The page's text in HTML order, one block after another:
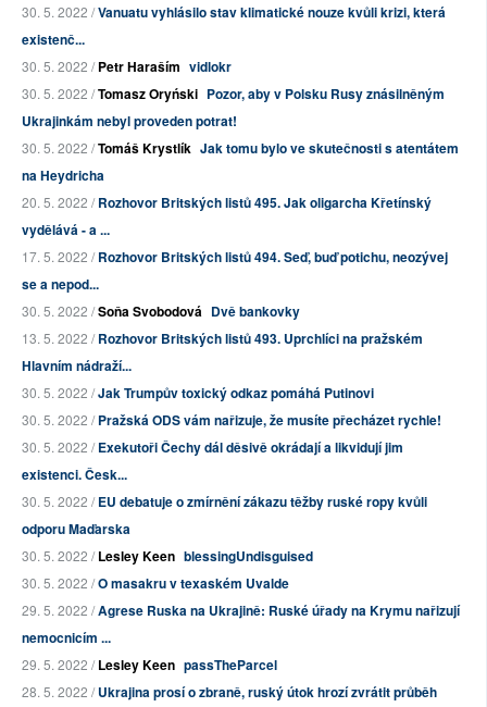
30. 5. 2022 /Vanuatu vyhlásilo stav klimatické nouze kvůli krizi, která
existenč...
30. 5. 2022 /Petr Haraším vidlokr
30. 5. 2022 /Tomasz Oryński Pozor, aby v Polsku Rusy znásilněným
Ukrajinkám nebyl proveden potrat!
30. 5. 2022 /Tomáš Krystlík Jak tomu bylo ve skutečnosti s atentátem
na Heydricha
20. 5. 2022 /Rozhovor Britských listů 495. Jak oligarcha Křetínský
vydělává - a ...
17. 5. 2022 /Rozhovor Britských listů 494. Seď, buď potichu, neozývej
se a nepod...
30. 5. 2022 /Soňa Svobodová Dvě bankovky
13. 5. 2022 /Rozhovor Britských listů 493. Uprchlíci na pražském
Hlavním nádraží...
30. 5. 2022 /Jak Trumpův toxický odkaz pomáhá Putinovi
30. 5. 2022 /Pražská ODS vám nařizuje, že musíte přecházet rychle!
30. 5. 2022 /Exekutoři Čechy dál děsivě okrádají a likvidují jim
existenci. Česk...
30. 5. 2022 /EU debatuje o zmírnění zákazu těžby ruské ropy kvůli
odporu Maďarska
30. 5. 2022 /Lesley Keen blessingUndisguised
30. 5. 2022 /O masakru v texaském Uvalde
29. 5. 2022 /Agrese Ruska na Ukrajině: Ruské úřady na Krymu nařizují
nemocnicím ...
29. 5. 2022 /Lesley Keen passTheParcel
28. 5. 2022 /Ukrajina prosí o zbraně, ruský útok hrozí zvrátit průběh